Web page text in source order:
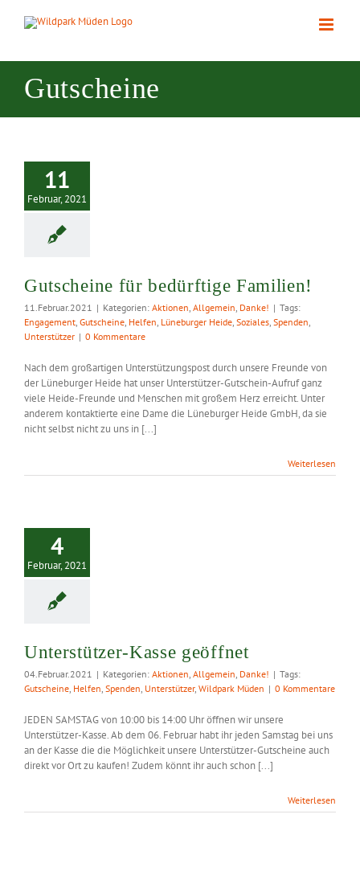
Gutscheine
11
Februar, 2021
Gutscheine für bedürftige Familien!
11.Februar.2021 | Kategorien: Aktionen, Allgemein, Danke! | Tags:
Engagement, Gutscheine, Helfen, Lüneburger Heide, Soziales, Spenden,
Unterstützer | 0 Kommentare
Nach dem großartigen Unterstützungspost durch unsere Freunde von
der Lüneburger Heide hat unser Unterstützer-Gutschein-Aufruf ganz
viele Heide-Freunde und Menschen mit großem Herz erreicht. Unter
anderem kontaktierte eine Dame die Lüneburger Heide GmbH, da sie
nicht selbst nicht zu uns in [...]
Weiterlesen
4
Februar, 2021
geöffnet
Unterstützer-Kasse geöffnet
04.Februar.2021 | Kategorien: Aktionen, Allgemein, Danke! | Tags:
Gutscheine, Helfen, Spenden, Unterstützer, Wildpark Müden | 0 Kommentare
JEDEN SAMSTAG von 10:00 bis 14:00 Uhr öffnen wir unsere
Unterstützer-Kasse. Ab dem 06. Februar habt ihr jeden Samstag bei uns
an der Kasse die die Möglichkeit unsere Unterstützer-Gutscheine auch
direkt vor Ort zu kaufen! Zudem könnt ihr auch schon [...]
Weiterlesen